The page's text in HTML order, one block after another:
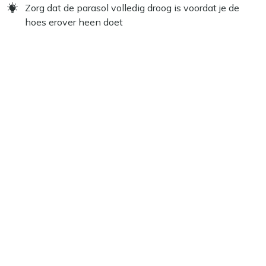
Zorg dat de parasol volledig droog is voordat je de
hoes erover heen doet